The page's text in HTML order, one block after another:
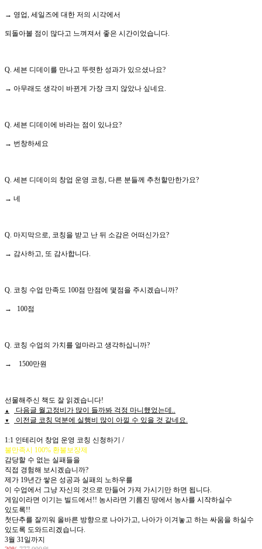
→ 영업, 세일즈에 대한 저의 시각에서
되돌아볼 점이 많다고 느껴져서 좋은 시간이었습니다.
Q. 세븐 디데이를 만나고 뚜렷한 성과가 있으셨나요?
→ 아무래도 생각이 바뀐게 가장 크지 않았나 싶네요.
Q. 세븐 디데이에 바라는 점이 있나요?
→ 번창하세요
Q. 세븐 디데이의 창업 운영 코칭, 다른 분들께 추천할만한가요?
→ 네
Q. 마지막으로, 코칭을 받고 난 뒤 소감은 어떠신가요?
→ 감사하고, 또 감사합니다.
Q. 코칭 수업 만족도 100점 만점에 몇점을 주시겠습니까?
→ 100점
Q. 코칭 수업의 가치를 얼마라고 생각하십니까?
→ 1500만원
선물해주신 책도 잘 읽겠습니다!
▲ 다음글 월고정비가 많이 들까봐 걱정 마니했었는데..
▼ 이전글 코칭 덕분에 실행비 많이 아낄 수 있을 것 같네요.
1:1 인테리어 창업 운영 코칭 신청하기 /
불만족시 100% 환불보장제
감당할 수 없는 실패들을
직접 경험해 보시겠습니까?
제가 19년간 쌓은 성공과 실패의 노하우를
이 수업에서 그냥 자신의 것으로 만들어 가져 가시기만 하면 됩니다.
게임이라면 이기는 빌드에서!! 농사라면 기름진 땅에서 농사를 시작하실수
있도록!!
첫단추를 잘끼워 올바른 방향으로 나아가고, 나아가 이겨놓고 하는 싸움을 하실수
있도록 도와드리겠습니다.
3월 31일까지